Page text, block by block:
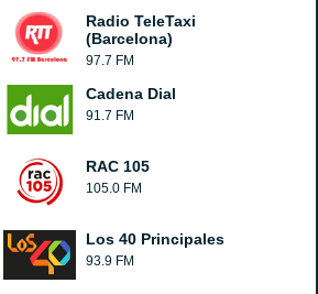
Radio TeleTaxi
(Barcelona)
97.7 FM
Cadena Dial
91.7 FM
RAC 105
105.0 FM
Los 40 Principales
93.9 FM